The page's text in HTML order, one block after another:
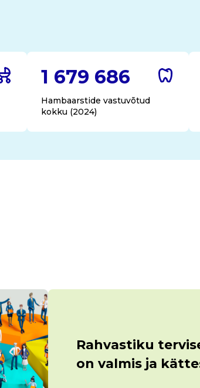
1 679 686
Hambaarstide vastuvõtud
kokku (2024)
Rahvastiku
on valmis ja